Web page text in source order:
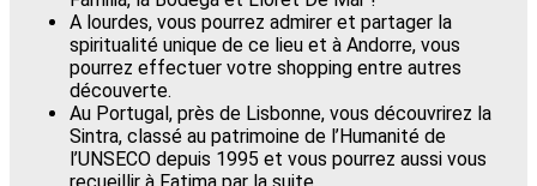
A lourdes, vous pourrez admirer et partager la
spiritualité unique de ce lieu et à Andorre, vous
pourrez effectuer votre shopping entre autres
découverte.
Au Portugal, près de Lisbonne, vous découvrirez la
Sintra, classé au patrimoine de l’Humanité de
l’UNSECO depuis 1995 et vous pourrez aussi vous